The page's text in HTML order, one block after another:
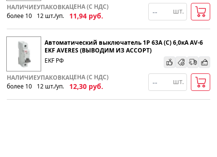
НАЛИЧИЕ
более 10
УПАКОВКА
12 шт./уп.
ЦЕНА (С НДС)
11,94 руб.
шт.
Автоматический выключатель 1P 63А (С) 6,0кА AV-6
EKF AVERES (ВЫВОДИМ ИЗ АССОРТ)
EKF РФ
НАЛИЧИЕ
более 10
УПАКОВКА
12 шт./уп.
ЦЕНА (С НДС)
12,30 руб.
шт.